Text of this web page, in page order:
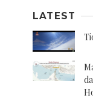
LATEST